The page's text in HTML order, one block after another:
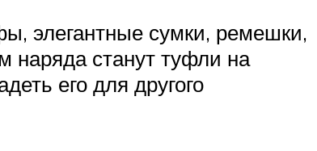
элегантные сумки, ремешки,
станут туфли на
его для другого